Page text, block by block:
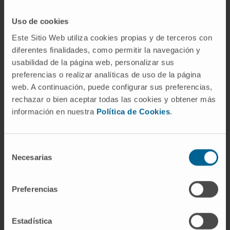
Uso de cookies
Este Sitio Web utiliza cookies propias y de terceros con
diferentes finalidades, como permitir la navegación y
usabilidad de la página web, personalizar sus
preferencias o realizar analíticas de uso de la página
web. A continuación, puede configurar sus preferencias,
rechazar o bien aceptar todas las cookies y obtener más
información en nuestra Política de Cookies.
Necesarias
Preferencias
Estadística
tenido una supervivencia mayor de la
esperada, un resultado esperanzador que anima a
seguir explorando esta alternativa terapéutica”,
afirma laDra. Marta Alonso, directora del
de Investigación enTerapias Avanzadas para
Tumores Sólidos Pediátricosdel Cima y de la
Clínica Universidad de Navarra.
nuestro laboratorio permitió desarrollar modelos
animales de este tipo de tumor, demostrando
este virus es eficaz contra
este tipo de tumor y que el efecto con la
investigación traslacional
nos ha llevado a